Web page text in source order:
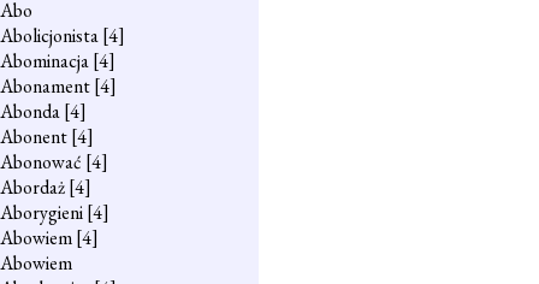
Abo
Abolicjonista[4]
Abominacja[4]
Abonament[4]
Abonda[4]
Abonent[4]
Abonować [4]
Abordaż[4]
Aborygieni[4]
Abowiem[4]
Abowiem